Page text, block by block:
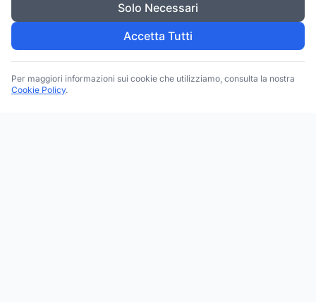
Solo Necessari
Accetta Tutti
Per maggiori informazioni sui cookie che utilizziamo, consulta la nostra
Cookie Policy.